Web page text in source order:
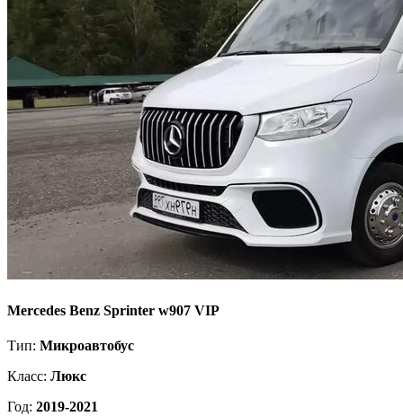
Mercedes Benz Sprinter w907 VIP
Тип: Микроавтобус
Класс: Люкс
Год: 2019-2021